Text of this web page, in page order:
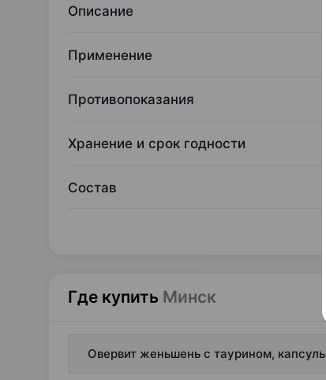
Описание
Применение
Противопоказания
Хранение и срок годности
Состав
Где купить Минск
Овервит женьшень с таурином,